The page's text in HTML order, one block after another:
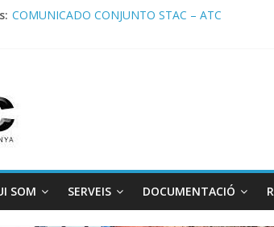
COMUNICADO CONJUNTO STAC – ATC
SOM SERVEIS DOCUMENTACIÓ